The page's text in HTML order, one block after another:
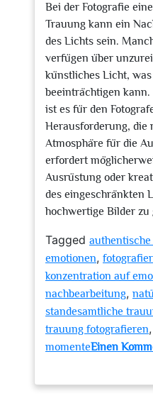
Bei der Fotografie
Trauung kann ein
des Lichts sein.
verfügen über
künstliches Licht,
beeinträchtigen
ist es für den
Herausforderung, die
Atmosphäre für die
erfordert
Ausrüstung oder
des eingeschränkten
hochwertige Bilder zu
Tagged
emotionen,
konzentration auf
nachbearbeitung,
standesamtliche
trauung fotografieren,
momenteEinen